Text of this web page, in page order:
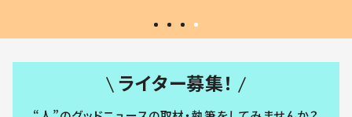
ライター募集！